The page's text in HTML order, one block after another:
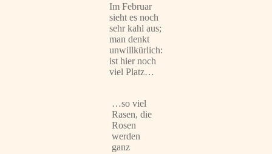
Im Februar
sieht es noch
sehr kahl aus;
man denkt
unwillkürlich:
ist hier noch
viel Platz…
…so viel
Rasen, die
Rosen
werden
ganz